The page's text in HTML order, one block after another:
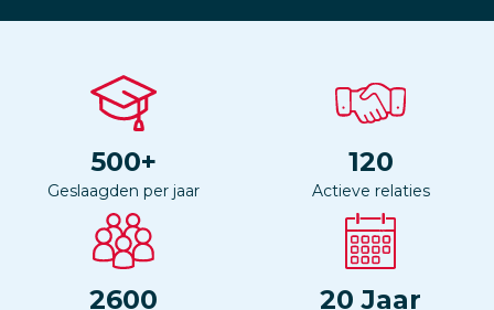
500+
Geslaagden per jaar
120
Actieve relaties
2600 20 Jaar